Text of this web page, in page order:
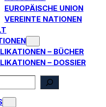
EUROPÄISCHE UNION
VEREINTE NATIONEN
– BÜCHER
– DOSSIER